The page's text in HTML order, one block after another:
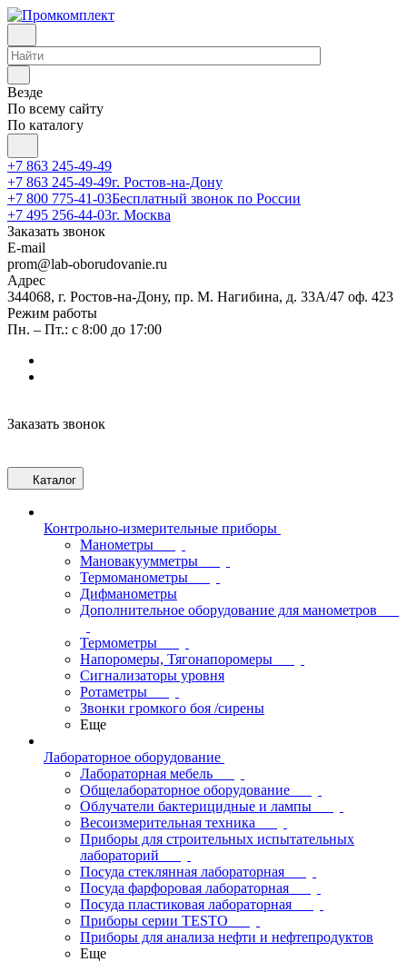
Везде
По всему сайту
По каталогу
+7 863 245-49-49
+7 863 245-49-49г. Ростов-на-Дону
+7 800 775-41-03Бесплатный звонок по России
+7 495 256-44-03г. Москва
Заказать звонок
E-mail
prom@lab-oborudovanie.ru
Адрес
344068, г. Ростов-на-Дону, пр. М. Нагибина, д. 33А/47 оф. 423
Режим работы
Пн. – Пт.: с 8:00 до 17:00
Заказать звонок
Каталог
Контрольно-измерительные приборы
Манометры
Мановакуумметры
Термоманометры
Дифманометры
Дополнительное оборудование для манометров
Термометры
Напоромеры, Тягонапоромеры
Сигнализаторы уровня
Ротаметры
Звонки громкого боя /сирены
Еще
Лабораторное оборудование
Лабораторная мебель
Общелабораторное оборудование
Облучатели бактерицидные и лампы
Весоизмерительная техника
Приборы для строительных испытательных
лабораторий
Посуда стеклянная лабораторная
Посуда фарфоровая лабораторная
Посуда пластиковая лабораторная
Приборы серии TESTO
Приборы для анализа нефти и нефтепродуктов
Еще